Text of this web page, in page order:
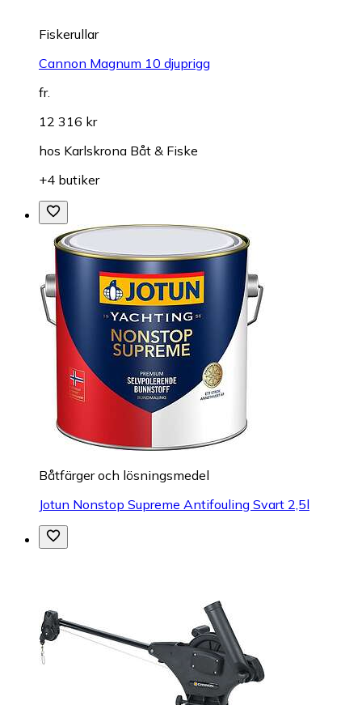
Fiskerullar
Cannon Magnum 10 djuprigg
fr.
12 316 kr
hos Karlskrona Båt & Fiske
+4 butiker
Båtfärger och lösningsmedel
Jotun Nonstop Supreme Antifouling Svart 2,5l